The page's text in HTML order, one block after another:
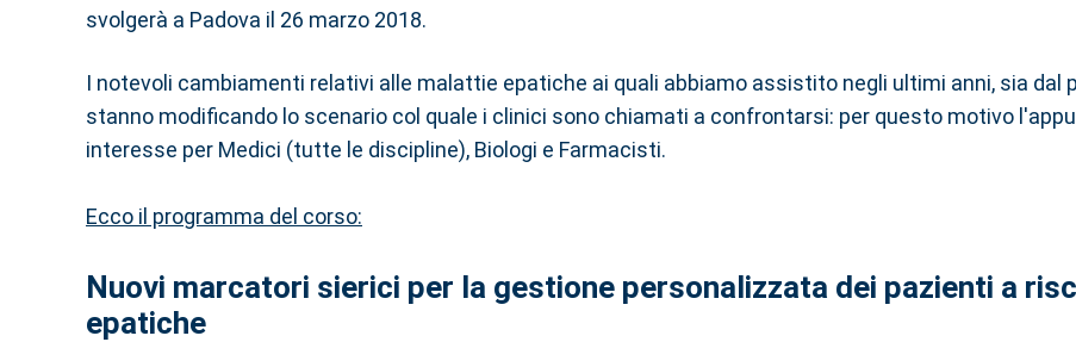
svolgerà a Padova il 26 marzo 2018.
I notevoli cambiamenti relativi alle malattie epatiche ai quali abbiamo assistito negli ultimi anni, sia
stanno modificando lo scenario col quale i clinici sono chiamati a confrontarsi: per questo motivo
interesse per Medici (tutte le discipline), Biologi e Farmacisti.
Ecco il programma del corso:
Nuovi marcatori sierici per la gestione personalizzata dei pazienti a
epatiche